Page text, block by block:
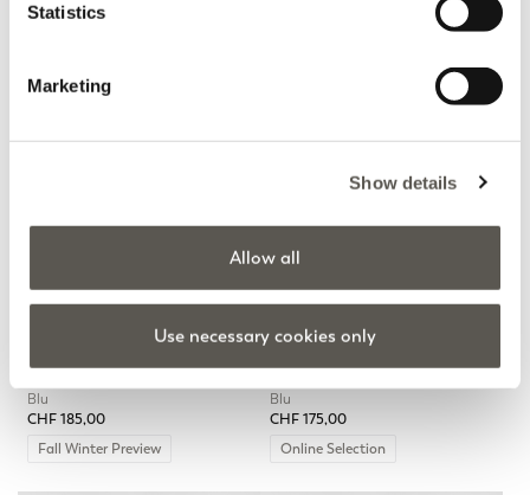
Statistics
Marketing
Show details
Allow all
Use necessary cookies only
Jeans boyfit "Barbra" con
Blu
CHF 185,00
Fall Winter Preview
Jeans flare washed
Blu
CHF 175,00
Online Selection